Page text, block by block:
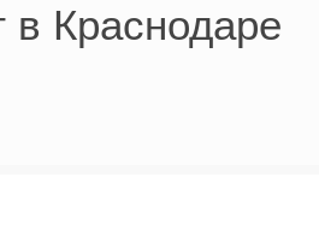
Краснодаре